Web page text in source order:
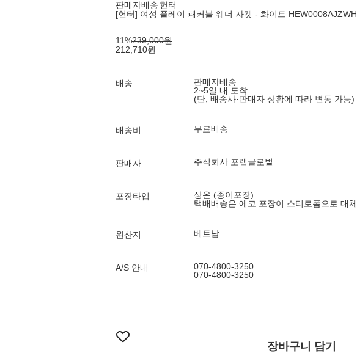
판매자배송 헌터
[헌터] 여성 플레이 패커블 웨더 자켓 - 화이트
11%239,000원
212,710원
배송
판매자배송
2~5일 내 도착
(단, 배송사·판매자 상황에 따라 변동 가능)
배송비 무료배송
판매자 주식회사 포랩글로벌
포장타입
상온 (종이포장)
택배배송은 에코 포장이 스티로폼으로 대
원산지 베트남
A/S 안내
070-4800-3250
070-4800-3250
장바구니 담기